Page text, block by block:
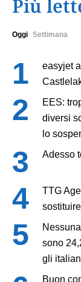
Più
Oggi Settimana
easyjet
EES:
diversi
lo
Adesso
TTG
sono
gli
Buon